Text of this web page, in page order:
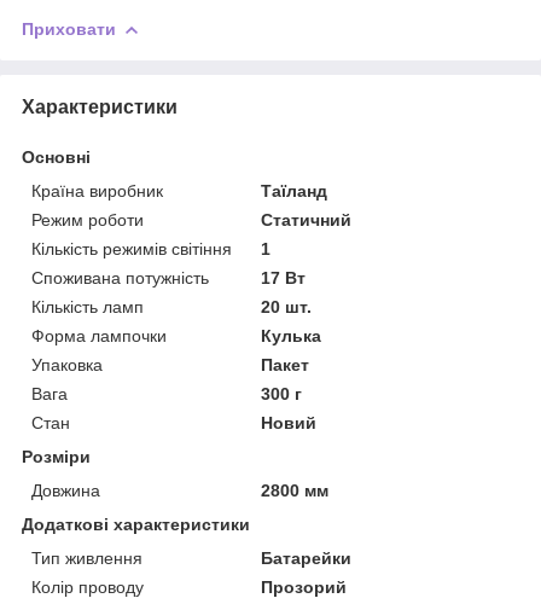
Приховати
Характеристики
Основні
Країна виробник
Таїланд
Режим роботи
Статичний
Кількість режимів світіння
1
Споживана потужність
17 Вт
Кількість ламп
20 шт.
Форма лампочки
Кулька
Упаковка
Пакет
Вага
300 г
Стан
Новий
Розміри
Довжина
2800 мм
Додаткові характеристики
Тип живлення
Батарейки
Колір проводу
Прозорий